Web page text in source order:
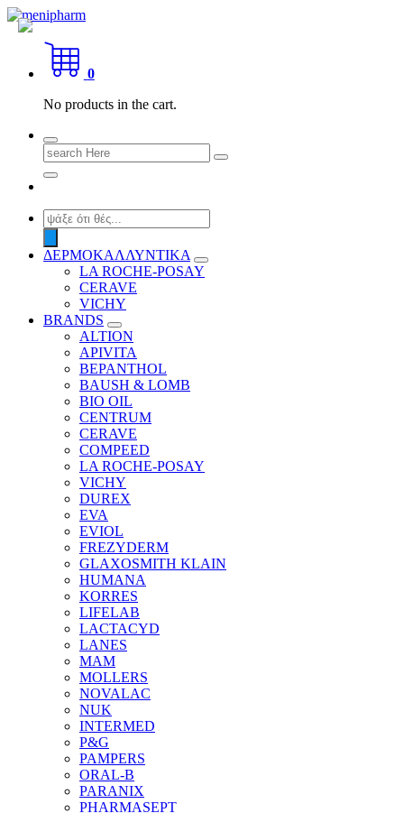
Skip
content
shop 2 easily
0
No products in the cart.
Search
for:
Products
search
ΔΕΡΜΟΚΑΛΛΥΝΤΙΚΑ
LA ROCHE-POSAY
CERAVE
VICHY
BRANDS
ALTION
APIVITA
BEPANTHOL
BAUSH & LOMB
BIO OIL
CENTRUM
CERAVE
COMPEED
LA ROCHE-POSAY
VICHY
DUREX
EVA
EVIOL
FREZYDERM
GLAXOSMITH KLAIN
HUMANA
KORRES
LIFELAB
LACTACYD
LANES
MAM
MOLLERS
NOVALAC
NUK
INTERMED
P&G
PAMPERS
ORAL-B
PARANIX
PHARMASEPT